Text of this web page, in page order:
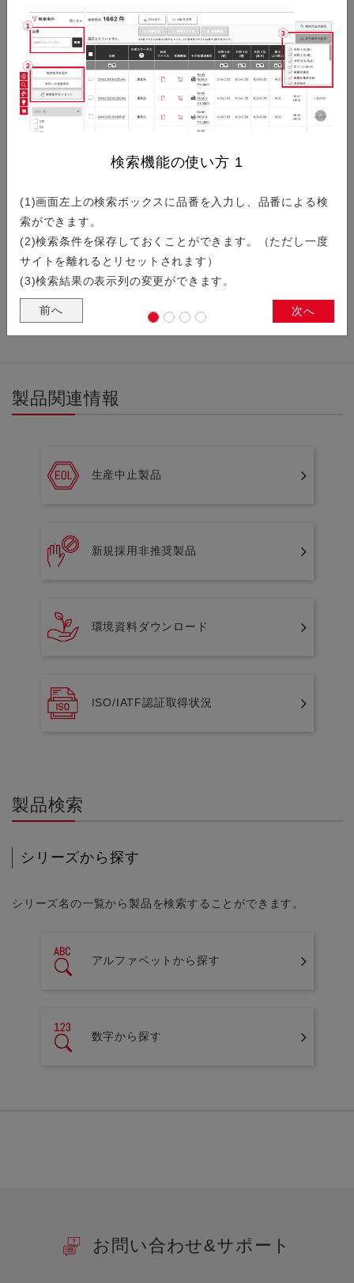
検索機能の使い方 1
(1)画面左上の検索ボックスに品番を入力し、品番による検
索ができます。
(2)検索条件を保存しておくことができます。（ただし一度
サイトを離れるとリセットされます）
(3)検索結果の表示列の変更ができます。
前へ 次へ
創造的で新しい価値を生み出していく両者の対談コンテンツで
す。全編英語で制作されていますが、動画音声は日本語です。
航空宇宙用電子部品のご紹介
ロケットや人工衛星等に搭載される航空宇宙用電子部品におい
ては、地上とは異なる過酷な環境下において、高信頼・長寿命
が要求されます。 KYOCERA AVXの航空宇宙向け電子部品…
製品関連情報
生産中止製品
新規採用非推奨製品
環境資料ダウンロード
ISO/IATF認証取得状況
製品検索
シリーズから探す
シリーズ名の一覧から製品を検索することができます。
アルファベットから探す
数字から探す
お問い合わせ&サポート